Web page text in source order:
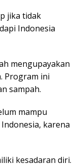
jika tidak
Indonesia
mengupayakan
Program ini
sampah.
mampu
karena
kesadaran diri.